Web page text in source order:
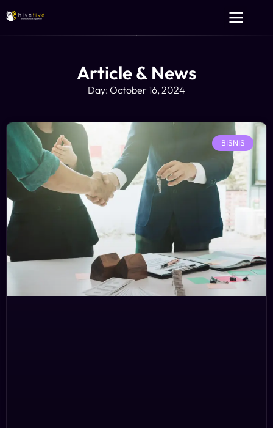
Article & News
Day: October 16, 2024
BISNIS